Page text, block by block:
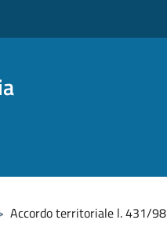
Accordo territoriale l. 431/98